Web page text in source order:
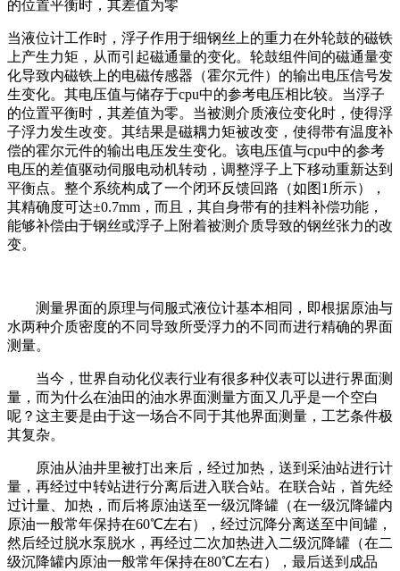
的位置平衡时，其差值为零
当液位计工作时，浮子作用于细钢丝上的重力在外轮鼓的磁铁
上产生力矩，从而引起磁通量的变化。轮鼓组件间的磁通量变
化导致内磁铁上的电磁传感器（霍尔元件）的输出电压信号发
生变化。其电压值与储存于cpu中的参考电压相比较。当浮子
的位置平衡时，其差值为零。当被测介质液位变化时，使得浮
子浮力发生改变。其结果是磁耦力矩被改变，使得带有温度补
偿的霍尔元件的输出电压发生变化。该电压值与cpu中的参考
电压的差值驱动伺服电动机转动，调整浮子上下移动重新达到
平衡点。整个系统构成了一个闭环反馈回路（如图1所示），
其精确度可达±0.7mm，而且，其自身带有的挂料补偿功能，
能够补偿由于钢丝或浮子上附着被测介质导致的钢丝张力的改
变。
测量界面的原理与伺服式液位计基本相同，即根据原油与
水两种介质密度的不同导致所受浮力的不同而进行精确的界面
测量。
当今，世界自动化仪表行业有很多种仪表可以进行界面测
量，而为什么在油田的油水界面测量方面又几乎是一个空白
呢？这主要是由于这一场合不同于其他界面测量，工艺条件极
其复杂。
原油从油井里被打出来后，经过加热，送到采油站进行计
量，再经过中转站进行分离后进入联合站。在联合站，首先经
过计量、加热，而后将原油送至一级沉降罐（在一级沉降罐内
原油一般常年保持在60℃左右），经过沉降分离送至中间罐，
然后经过脱水泵脱水，再经过二次加热进入二级沉降罐（在二
级沉降罐内原油一般常年保持在80℃左右），最后送到成品